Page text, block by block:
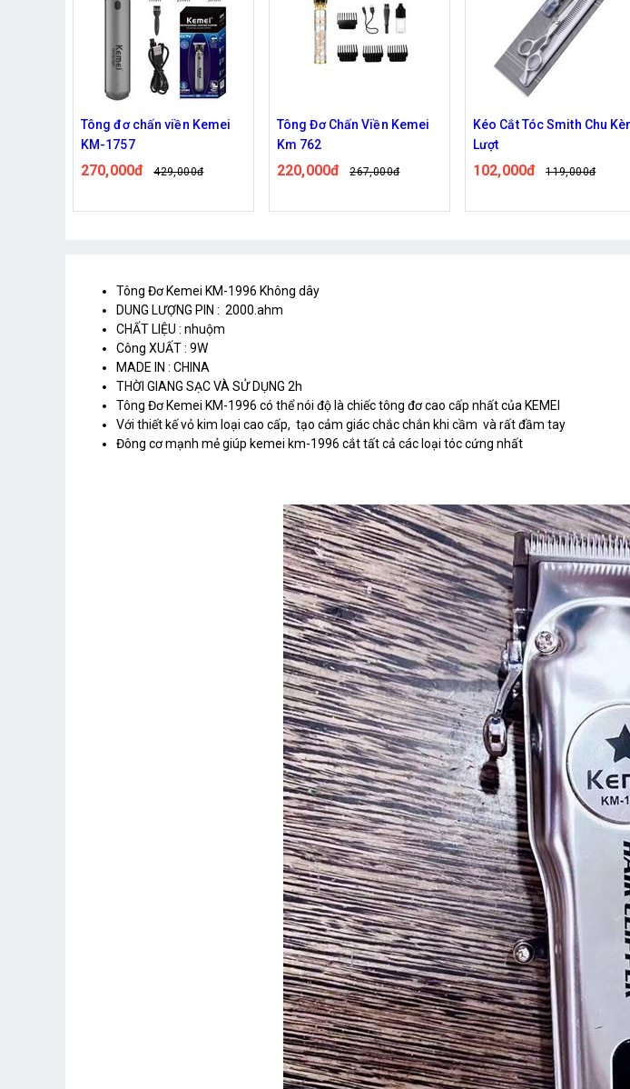
Tông Đơ Chấn Viền Kemei
Km 762
220,000đ 267,000đ
Kéo Cắt Tóc Smith Chu Kèm
Lượt
102,000đ 119,000đ
Tông đơ KEMEI KM- 418
164,000đ
Tông Đơ Kemei KM-1996 Không dây
DUNG LƯỢNG PIN : 2000.ahm
CHẤT LIỆU : nhuộm
Công XUẤT : 9W
MADE IN : CHINA
THỜI GIANG SẠC VÀ SỬ DỤNG 2h
Tông Đơ Kemei KM-1996 có thể nói độ là chiếc tông đơ cao cấp nhất của KEMEI
Với thiết kế vỏ kim loại cao cấp, tạo cảm giác chắc chắn khi cầm và rất đầm tay
Đông cơ mạnh mẻ giúp kemei km-1996 cắt tất cả các loại tóc cứng nhất